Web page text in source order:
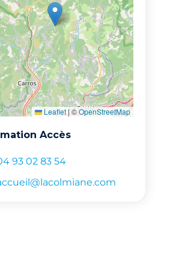
Leaflet|©OpenStreetMap
Accès
93 02 83 54